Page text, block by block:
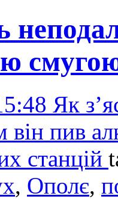
Як
він пив
станцій
, Ополє,